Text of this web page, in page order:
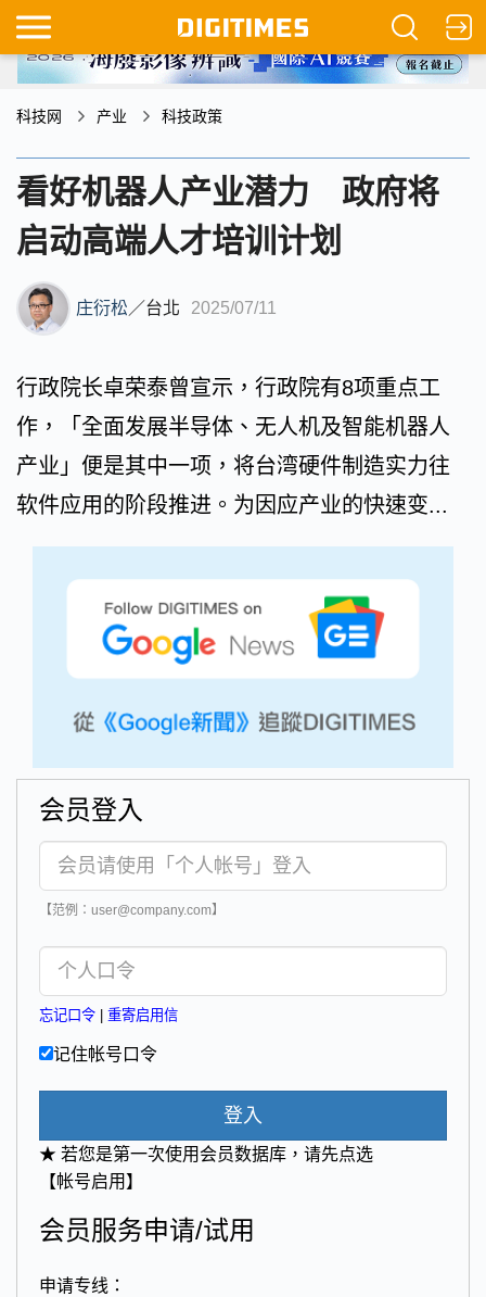
科技网 产业 科技政策
看好机器人产业潜力 政府将
启动高端人才培训计划
庄衍松／台北 2025/07/11
行政院长卓荣泰曾宣示，行政院有8项重点工
作，「全面发展半导体、无人机及智能机器人
产业」便是其中一项，将台湾硬件制造实力往
软件应用的阶段推进。为因应产业的快速变...
会员登入
【范例：user@company.com】
忘记口令 重寄启用信
记住帐号口令
登入
★ 若您是第一次使用会员数据库，请先点选
【帐号启用】
会员服务申请/试用
申请专线：